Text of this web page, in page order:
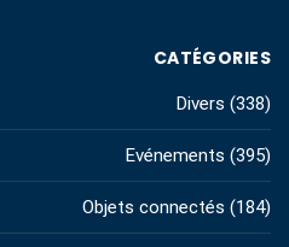
CATÉGORIES
Divers (338)
Evénements (395)
Objets connectés (184)